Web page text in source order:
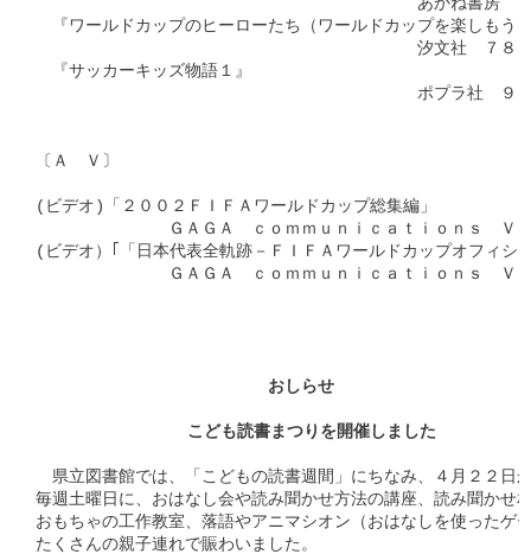
『ワールドカップのヒーローたち（ワールドカップを楽しもう
汐文社　７８０　Ｔ７　
『サッカーキッズ物語１』
ポプラ社　９４０　Ｍ
〔Ａ　Ｖ〕
(ビデオ)「２００２ＦＩＦＡワールドカップ総集編」
ＧＡＧＡ　ｃｏｍｍｕｎｉｃａｔｉｏｎｓ　Ｖ３
(ビデオ）｢「日本代表全軌跡－ＦＩＦＡワールドカップオフィ
ＧＡＧＡ　ｃｏｍｍｕｎｉｃａｔｉｏｎｓ　Ｖ３
おしらせ
こども読書まつりを開催しました
県立図書館では、「こどもの読書週間」にちなみ、４月２２日
毎週土曜日に、おはなし会や読み聞かせ方法の講座、読み聞かせ
おもちゃの工作教室、落語やアニマシオン（おはなしを使ったゲ
たくさんの親子連れで賑わいました。